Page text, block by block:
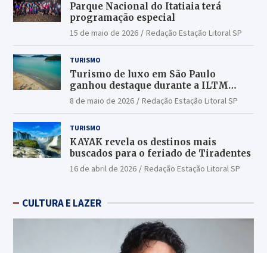
Parque Nacional do Itatiaia terá
programação especial
15 de maio de 2026 Redação Estação Litoral SP
TURISMO
Turismo de luxo em São Paulo
ganhou destaque durante a ILTM
Latin America 2026
8 de maio de 2026 Redação Estação Litoral SP
TURISMO
KAYAK revela os destinos mais
buscados para o feriado de Tiradentes
16 de abril de 2026 Redação Estação Litoral SP
CULTURA E LAZER